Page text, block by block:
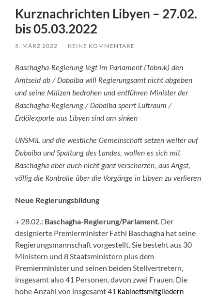
Kurznachrichten Libyen – 27.02.
bis 05.03.2022
5. MÄRZ 2022 / KEINE KOMMENTARE
Baschagha-Regierung legt im Parlament (Tobruk) den
Amtseid ab / Dabaiba will Regierungsamt nicht abgeben
und seine Milizen bedrohen und entführen Minister der
Baschagha-Regierung / Dabaiba sperrt Luftraum /
Erdölexporte aus Libyen sind am sinken
UNSMIL und die westliche Gemeinschaft setzen weiter auf
Dabaiba und Spaltung des Landes, wollen es sich mit
Baschagha aber auch nicht ganz verscherzen, aus Angst,
völlig die Kontrolle über die Vorgänge in Libyen zu verlieren
Neue Regierungsbildung
+ 28.02.: Baschagha-Regierung/Parlament. Der
designierte Premierminister Fathi Baschagha hat seine
Regierungsmannschaft vorgestellt. Sie besteht aus 30
Ministern und 8 Staatsministern plusdem
Premierminister und seinen beiden Stellvertretern,
insgesamt also 41 Personen, davon zwei Frauen. Die
hohe Anzahl von insgesamt 41 Kabinettsmitgliedern